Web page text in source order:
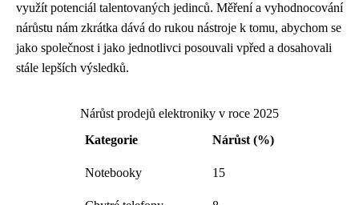
využít potenciál talentovaných jedinců. Měření a vyhodnocování
nárůstu nám zkrátka dává do rukou nástroje k tomu, abychom se
jako společnost i jako jednotlivci posouvali vpřed a dosahovali
stále lepších výsledků.
Nárůst prodejů elektroniky v roce 2025
Kategorie
Nárůst (%)
Notebooky 15